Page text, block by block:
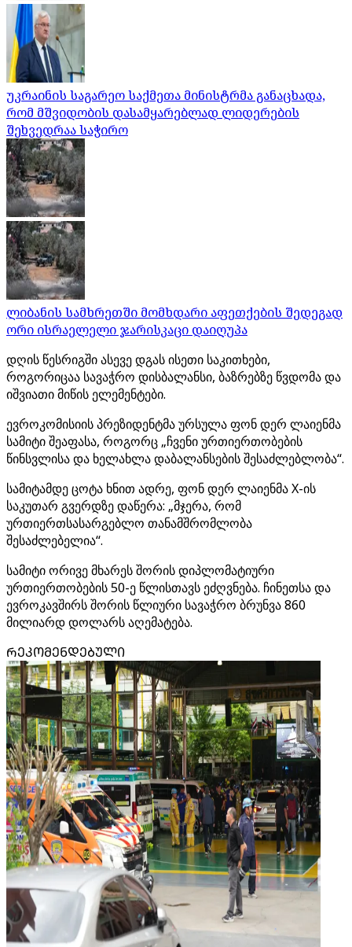
უკრაინის საგარეო საქმეთა მინისტრმა განაცხადა,
რომ მშვიდობის დასამყარებლად ლიდერების
შეხვედრაა საჭირო
ლიბანის სამხრეთში მომხდარი აფეთქების შედეგად
ორი ისრაელელი ჯარისკაცი დაიღუპა
დღის წესრიგში ასევე დგას ისეთი საკითხები,
როგორიცაა სავაჭრო დისბალანსი, ბაზრებზე წვდომა და
იშვიათი მიწის ელემენტები.
ევროკომისიის პრეზიდენტმა ურსულა ფონ დერ ლაიენმა
სამიტი შეაფასა, როგორც „ჩვენი ურთიერთობების
წინსვლისა და ხელახლა დაბალანსების შესაძლებლობა“.
სამიტამდე ცოტა ხნით ადრე, ფონ დერ ლაიენმა X-ის
საკუთარ გვერდზე დაწერა: „მჯერა, რომ
ურთიერთსასარგებლო თანამშრომლობა
შესაძლებელია“.
სამიტი ორივე მხარეს შორის დიპლომატიური
ურთიერთობების 50-ე წლისთავს ეძღვნება. ჩინეთსა და
ევროკავშირს შორის წლიური სავაჭრო ბრუნვა 860
მილიარდ დოლარს აღემატება.
ᲠᲔᲙᲝᲛᲔᲜᲓᲔᲑᲣᲚᲘ